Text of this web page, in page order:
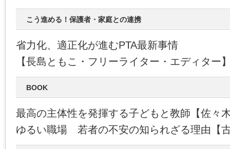
こう進める！保護者・家庭との連携
省力化、適正化が進むPTA最新事情
【長島ともこ・フリーライター・エディター
BOOK
最高の主体性を発揮する子どもと教師【佐
ゆるい職場 若者の不安の知られざる理由